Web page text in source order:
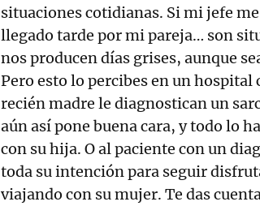
situaciones cotidianas. Si mi jefe
llegado tarde por mi pareja… son
nos producen días grises, aunque
Pero esto lo percibes en un hospital
recién madre le diagnostican un
aún así pone buena cara, y todo lo
con su hija. O al paciente con un
toda su intención para seguir
viajando con su mujer. Te das